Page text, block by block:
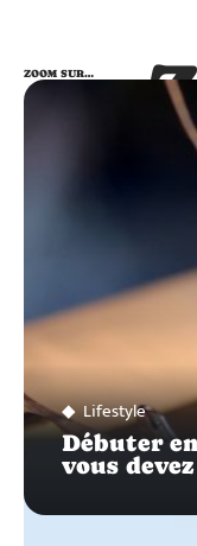
ZOOM SUR…
Lifestyle
Débuter
vous